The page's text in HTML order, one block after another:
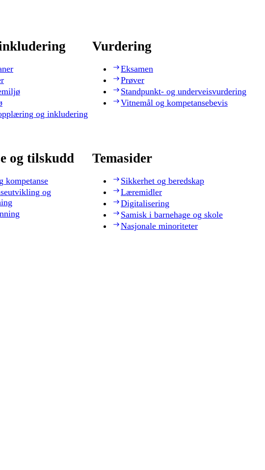
og inkludering
Vurdering
Eksamen
Prøver
Standpunkt- og underveisvurdering
Vitnemål og kompetansebevis
og tilskudd
kompetanse
og
Temasider
Sikkerhet og beredskap
Læremidler
Digitalisering
Samisk i barnehage og skole
Nasjonale minoriteter